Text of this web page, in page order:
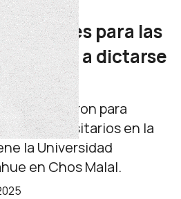
para las
a dictarse
se anotaron para
universitarios en la
la Universidad
en Chos Malal.